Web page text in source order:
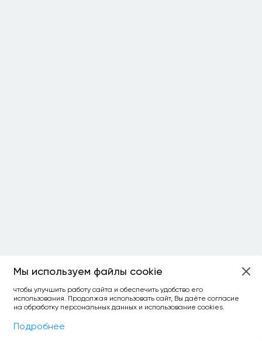
Фильтры
Мы используем файлы cookie
чтобы улучшить работу сайта и обеспечить удобство его
использования. Продолжая использовать сайт, Вы даёте согласие
на обработку персональных данных и использование cookies.
Подробнее
ОСТАЛОСЬ:
уточнить фильтр сравнить топ-3
спросить ИИ